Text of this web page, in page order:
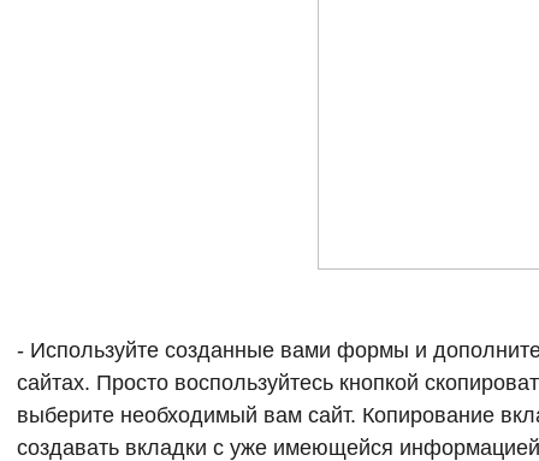
- Используйте созданные вами формы и
сайтах. Просто воспользуйтесь кнопкой
выберите необходимый вам сайт. Копирование
создавать вкладки с уже имеющейся